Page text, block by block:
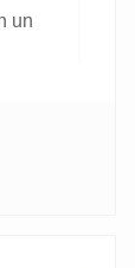
un